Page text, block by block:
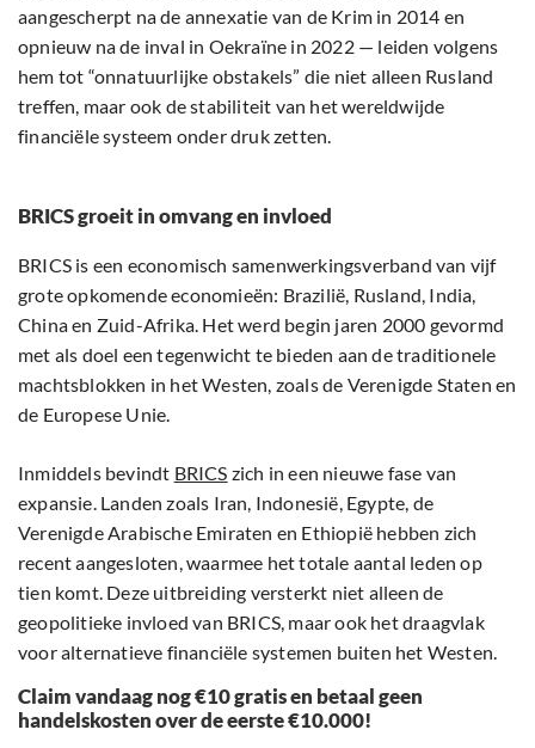
aangescherpt na de annexatie van de Krim in 2014 en
opnieuw na de inval in Oekraïne in 2022 — leiden volgens
hem tot “onnatuurlijke obstakels” die niet alleen Rusland
treffen, maar ook de stabiliteit van het wereldwijde
financiële systeem onder druk zetten.
BRICS groeit in omvang en invloed
BRICS is een economisch samenwerkingsverband van vijf
grote opkomende economieën: Brazilië, Rusland, India,
China en Zuid-Afrika. Het werd begin jaren 2000 gevormd
met als doel een tegenwicht te bieden aan de traditionele
machtsblokken in het Westen, zoals de Verenigde Staten en
de Europese Unie.
Inmiddels bevindt BRICS zich in een nieuwe fase van
expansie. Landen zoals Iran, Indonesië, Egypte, de
Verenigde Arabische Emiraten en Ethiopië hebben zich
recent aangesloten, waarmee het totale aantal leden op
tien komt. Deze uitbreiding versterkt niet alleen de
geopolitieke invloed van BRICS, maar ook het draagvlak
voor alternatieve financiële systemen buiten het Westen.
Claim vandaag nog €10 gratis en betaal geen
handelskosten over de eerste €10.000!